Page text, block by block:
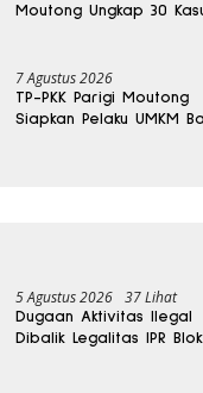
Moutong Ungkap 30
7 Agustus 2026
TP-PKK Parigi Moutong
Siapkan Pelaku UMKM
5 Agustus 2026 37 Lihat
Dugaan Aktivitas Ilegal
Dibalik Legalitas IPR